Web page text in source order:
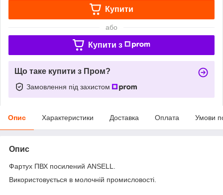
Купити
або
Купити з
Що таке купити з Пром?
Замовлення під захистом
Опис Характеристики Доставка Оплата Умови
Опис
Фартух ПВХ посилений ANSELL.
Використовується в молочній промисловості.